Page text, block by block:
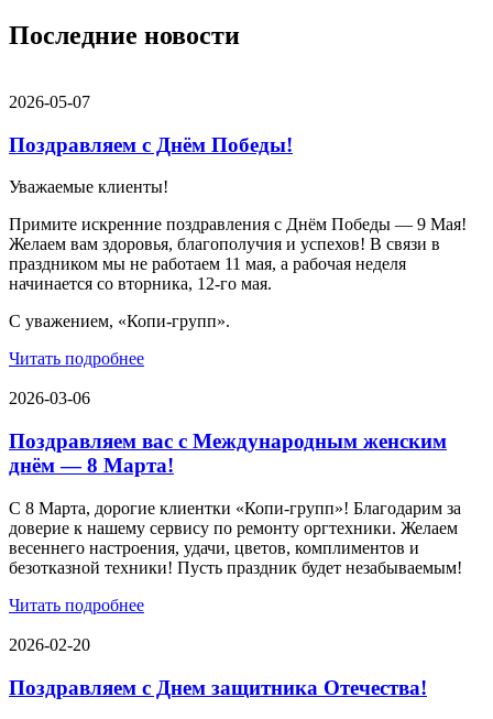
Последние новости
2026-05-07
Поздравляем с Днём Победы!
Уважаемые клиенты!
Примите искренние поздравления с Днём Победы — 9 Мая!
Желаем вам здоровья, благополучия и успехов! В связи в
праздником мы не работаем 11 мая, а рабочая неделя
начинается со вторника, 12-го мая.
С уважением, «Копи-групп».
Читать подробнее
2026-03-06
Поздравляем вас с Международным женским
днём — 8 Марта!
С 8 Марта, дорогие клиентки «Копи‑групп»! Благодарим за
доверие к нашему сервису по ремонту оргтехники. Желаем
весеннего настроения, удачи, цветов, комплиментов и
безотказной техники! Пусть праздник будет незабываемым!
Читать подробнее
2026-02-20
Поздравляем с Днем защитника Отечества!